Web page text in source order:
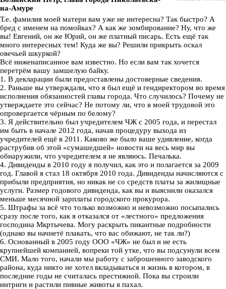
на-Амуре
Т.е. фамилия моей матери вам уже не интересна? Так быстро? А
бред с именем на помойках? А как же зомбирование? Ну, что же
вы! Евгений, он же Юрий, он же платный писарь. Есть ещё так
много интересных тем! Куда же вы? Решили прикрыть оскал
овечьей шкуркой?
Всё ниженаписанное вам известно. Но если вам так хочется
перетрём вашу замшелую байку.
1. В декларации были предоставлены достоверные сведения.
2. Раньше вы утверждали, что я был ещё и гендиректором во время
исполнения обязанностей главы города. Что случилось? Почему не
утверждаете это сейчас? Не потому ли, что в моей трудовой это
опровергается чёрным по белому?
3. Я действительно был учредителем ЧЖ с 2005 года, и перестал
им быть в начале 2012 года, начав процедуру выхода из
учредителей ещё в 2011. Каково же было ваше удивление, когда
раструбив об этой «сумашедшей» новости на весь мир вы
обнаружили, что учредителем я не являюсь. Печалька.
4. Дивиденды в 2010 году я получил, как это и полагается за 2009
год. Главой я стал 18 октября 2010 года. Дивиденды начисляются с
прибыли предприятия, но никак не со средств платы за жилищные
услуги. Размер годового дивиденда, как вы и выяснили оказался
меньше месячной зарплаты городского прокурора.
5. Штрафы за всё что только возможно и невозможно посыпались
сразу после того, как я отказался от «лестного» предложения
господина Мкртычева. Могу раскрыть пикантные подробности
(однако вы начнетё плакать, что вас обижают, не так ли?)
6. Основанный в 2005 году ООО «ЧЖ» не был и не есть
крупнейшей компанией, вопреки той утке, что вы подсунули всем
СМИ. Мало того, начали мы работу с заброшенного заводского
района, куда никто не хотел вкладываться и жизнь в котором, в
последние годы не считалась престижной. Пока вы строили
интриги и растили пивные животы я пахал.